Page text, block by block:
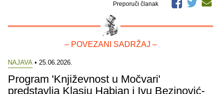
Preporuči članak
– POVEZANI SADRŽAJ –
NAJAVA • 25.06.2026.
Program 'Književnost u Močvari'
predstavlja Klasju Habjan i Ivu Bezinović-